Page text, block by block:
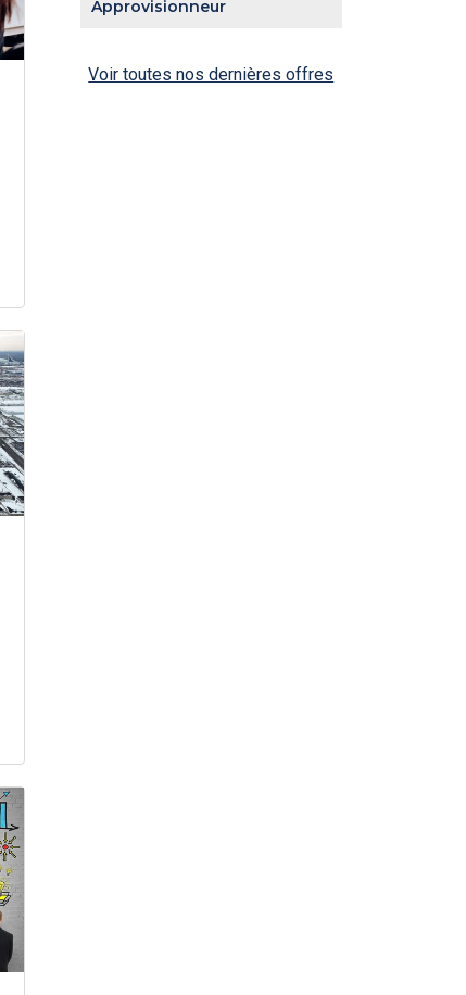
Approvisionneur
Voir toutes nos dernières offres